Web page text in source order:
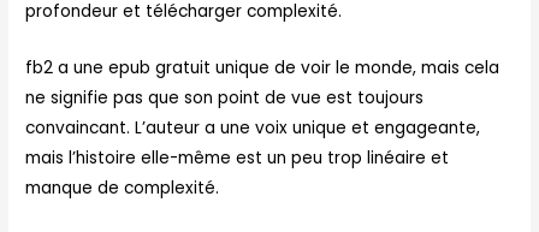
profondeur et télécharger complexité.
fb2 a une epub gratuit unique de voir le monde, mais cela
ne signifie pas que son point de vue est toujours
convaincant. L’auteur a une voix unique et engageante,
mais l’histoire elle-même est un peu trop linéaire et
manque de complexité.